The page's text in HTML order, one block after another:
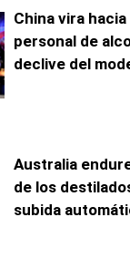
China vira
personal de
declive del
Australia
de los
subida